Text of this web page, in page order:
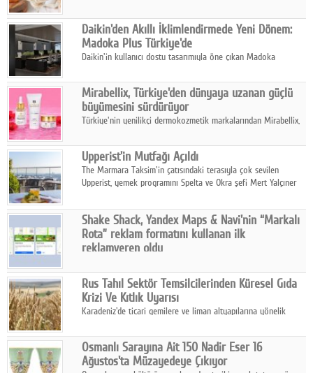
ıhlamur gibi içeceklerde tercih ettiğini ortaya koyuyor.
Daikin'den Akıllı İklimlendirmede Yeni Dönem:
Madoka Plus Türkiye'de
Daikin'in kullanıcı dostu tasarımıyla öne çıkan Madoka
kontrol ünitesi Madoka Plus Türkiye'de satışa sunuldu.
Mirabellix, Türkiye'den dünyaya uzanan güçlü
büyümesini sürdürüyor
Türkiye'nin yenilikçi dermokozmetik markalarından Mirabellix,
ürünleriyle hem yurt içinde hem de uluslararası pazarlarda
büyümesini sürdürüyor.
Upperist'in Mutfağı Açıldı
The Marmara Taksim'in çatısındaki terasıyla çok sevilen
Upperist, yemek programını Spelta ve Okra şefi Mert Yalçıner
Shake Shack, Yandex Maps & Navi'nin “Markalı
Rota” reklam formatını kullanan ilk
reklamveren oldu
artırmak amacıyla Cereyan Medya ve Yandex Ads iş birliğiyle
Yandex Maps & Navi'nin yeni "Markalı Rota" reklam formatını
kullanan ilk marka oldu.
Rus Tahıl Sektör Temsilcilerinden Küresel Gıda
Krizi Ve Kıtlık Uyarısı
Karadeniz'de ticari gemilere ve liman altyapılarına yönelik
geçirdi.
Osmanlı Sarayına Ait 150 Nadir Eser 16
Ağustos'ta Müzayedeye Çıkıyor